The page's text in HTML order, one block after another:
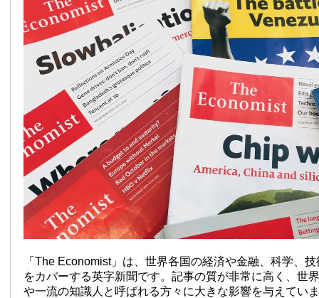
「The Economist」は、世界各国の経済や金融、科学、
をカバーする英字新聞です。記事の質が非常に高く、世
や一流の知識人と呼ばれる方々に大きな影響を与えてい